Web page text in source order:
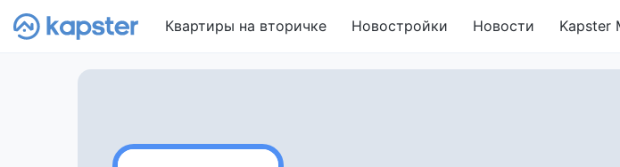
Квартиры на вторичке Новостройки Новости Kapster